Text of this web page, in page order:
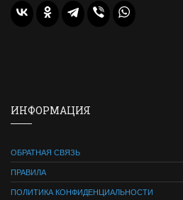
ИНФОРМАЦИЯ
ОБРАТНАЯ СВЯЗЬ
ПРАВИЛА
ПОЛИТИКА КОНФИДЕНЦИАЛЬНОСТИ